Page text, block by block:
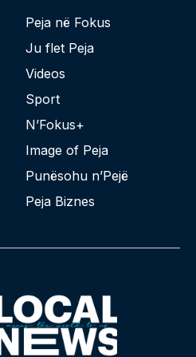
Peja në Fokus
Ju flet Peja
Videos
Sport
N’Fokus+
Image of Peja
Punësohu n’Pejë
Peja Biznes